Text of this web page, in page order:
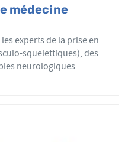
Santé pour
et d'exercer les
médecine
experts de la prise en
squelettiques), des
neurologiques